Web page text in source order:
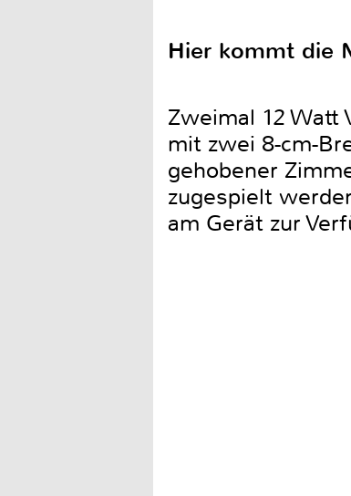
Hier kommt die
Zweimal 12 Watt
mit zwei 8-cm-
gehobener
zugespielt
am Gerät zur